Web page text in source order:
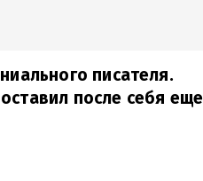
писателя.
после себя еще